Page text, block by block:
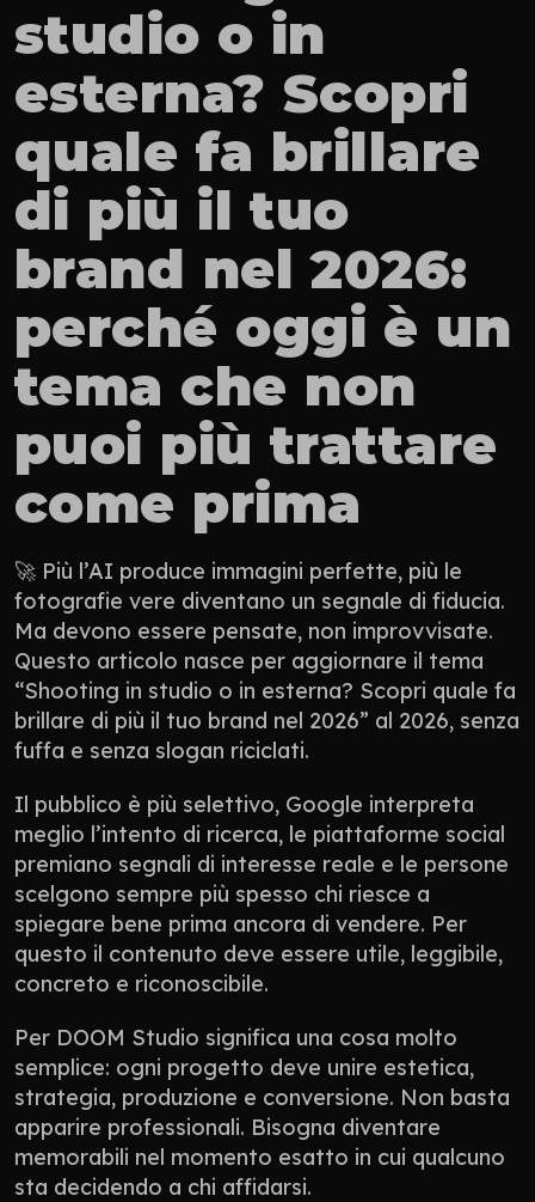
studio o in
esterna? Scopri
quale fa brillare
di più il tuo
brand nel 2026:
perché oggi è un
tema che non
puoi più trattare
come prima
🚀 Più l’AI produce immagini perfette, più le
fotografie vere diventano un segnale di fiducia.
Ma devono essere pensate, non improvvisate.
Questo articolo nasce per aggiornare il tema
“Shooting in studio o in esterna? Scopri quale fa
brillare di più il tuo brand nel 2026” al 2026, senza
fuffa e senza slogan riciclati.
Il pubblico è più selettivo, Google interpreta
meglio l’intento di ricerca, le piattaforme social
premiano segnali di interesse reale e le persone
scelgono sempre più spesso chi riesce a
spiegare bene prima ancora di vendere. Per
questo il contenuto deve essere utile, leggibile,
concreto e riconoscibile.
Per DOOM Studio significa una cosa molto
semplice: ogni progetto deve unire estetica,
strategia, produzione e conversione. Non basta
apparire professionali. Bisogna diventare
memorabili nel momento esatto in cui qualcuno
sta decidendo a chi affidarsi.